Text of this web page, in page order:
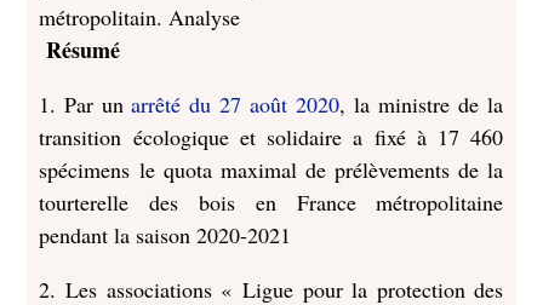
métropolitain. Analyse
Résumé
1. Par unarrêté du 27 août 2020, la ministre de la
transition écologique et solidaire a fixé à 17 460
spécimens le quota maximal de prélèvements de la
tourterelle des bois en France métropolitaine
pendant la saison 2020-2021
2. Les associations « Ligue pour la protection des